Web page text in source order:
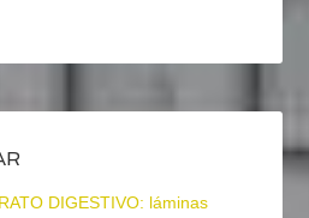
DIGESTIVO: láminas